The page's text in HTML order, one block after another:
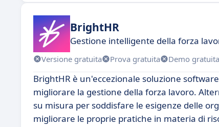
BrightHR
Gestione intelligente della forza
Versione gratuita Prova gratuita Demo gratuita
BrightHR è un'eccezionale soluzione
migliorare la gestione della forza lavoro.
su misura per soddisfare le esigenze delle
migliorare le proprie pratiche in materia di